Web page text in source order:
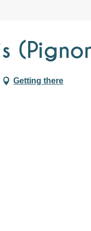
Getting there